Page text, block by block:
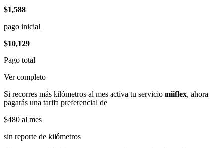
$1,588
pago inicial
$10,129
Pago total
Ver completo
Si recorres más kilómetros al mes activa tu servicio miiflex, ahora
pagarás una tarifa preferencial de
$480 al mes
sin reporte de kilómetros